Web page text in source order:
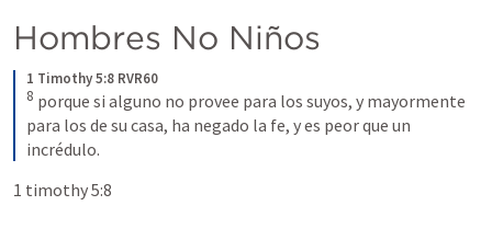
Hombres No Niños
1 Timothy 5:8 RVR60
8 porque si alguno no provee para los suyos, y mayormente
para los de su casa, ha negado la fe, y es peor que un
incrédulo.
1 timothy 5:8